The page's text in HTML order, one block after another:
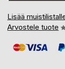
Lisää
Arvostele tuote